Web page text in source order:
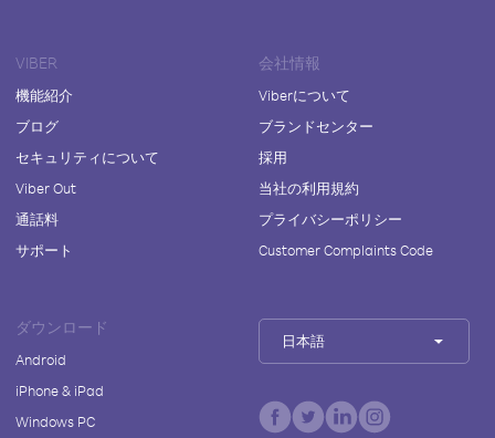
VIBER
機能紹介
ブログ
セキュリティについて
Viber Out
通話料
サポート
会社情報
Viberについて
ブランドセンター
採用
当社の利用規約
プライバシーポリシー
Customer Complaints Code
ダウンロード
Android
iPhone & iPad
Windows PC
日本語